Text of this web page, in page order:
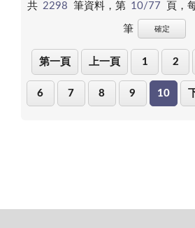
共 2298 筆資料，第 10/77 頁，
筆 確定
第一頁 上一頁 1 2
6 7 8 9 10